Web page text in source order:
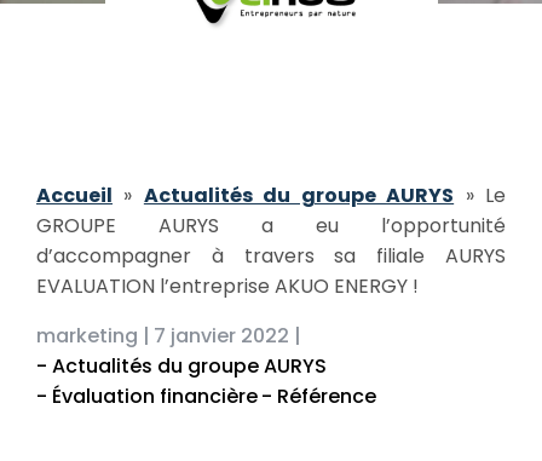
Accueil » Actualités du groupe AURYS » Le
GROUPE AURYS a eu l’opportunité
d’accompagner à travers sa filiale AURYS
EVALUATION l’entreprise AKUO ENERGY !
marketing | 7 janvier 2022 |
- Actualités du groupe AURYS
- Évaluation financière- Référence